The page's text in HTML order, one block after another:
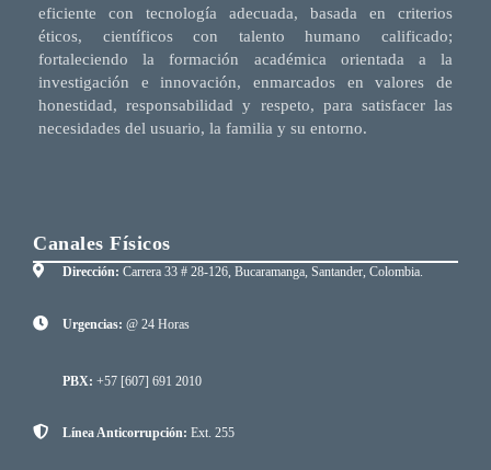
eficiente con tecnología adecuada, basada en criterios
éticos, científicos con talento humano calificado;
fortaleciendo la formación académica orientada a la
investigación e innovación, enmarcados en valores de
honestidad, responsabilidad y respeto, para satisfacer las
necesidades del usuario, la familia y su entorno.
Canales Físicos
Dirección: Carrera 33 # 28-126, Bucaramanga, Santander, Colombia.
Urgencias: @ 24 Horas
PBX: +57 [607] 691 2010
Línea Anticorrupción: Ext. 255